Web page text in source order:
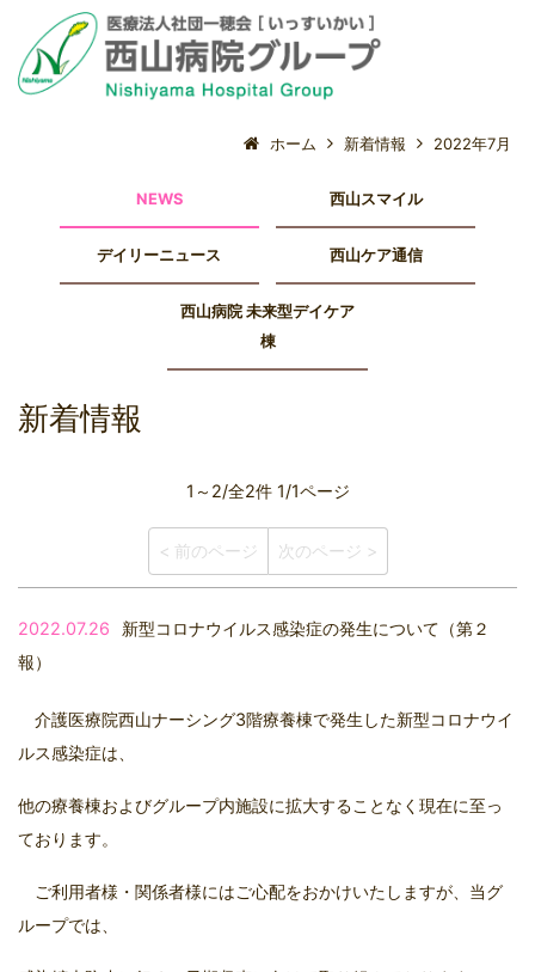
ホーム 新着情報 2022年7月
NEWS 西山スマイル
デイリーニュース 西山ケア通信
西山病院 未来型デイケア
棟
新着情報
1～2/全2件 1/1ページ
< 前のページ 次のページ >
2022.07.26
新型コロナウイルス感染症の発生について（第２
報）
介護医療院西山ナーシング3階療養棟で発生した新型コロナウイ
ルス感染症は、
他の療養棟およびグループ内施設に拡大することなく現在に至っ
ております。
ご利用者様・関係者様にはご心配をおかけいたしますが、当グ
ループでは、